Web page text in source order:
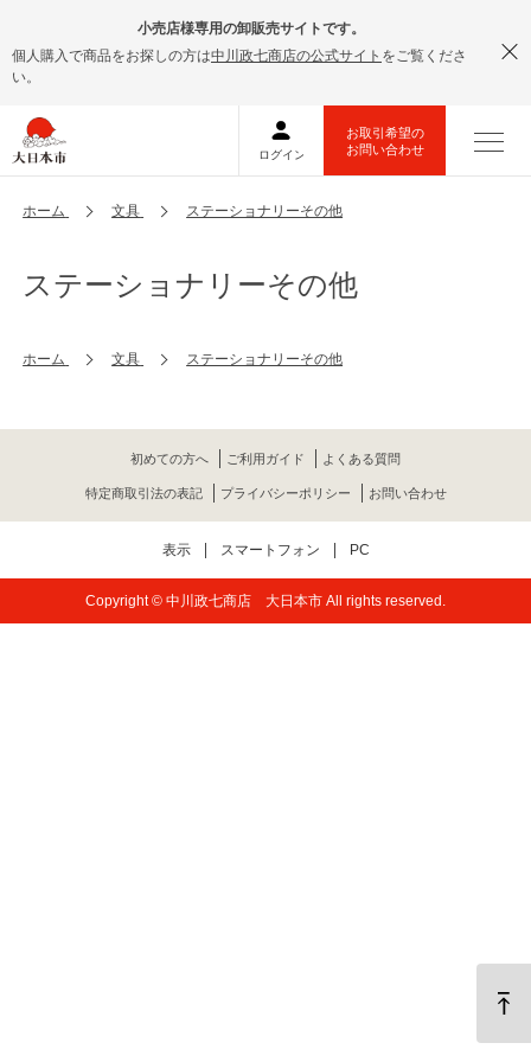
小売店様専用の卸販売サイトです。
個人購入で商品をお探しの方は中川政七商店の公式サイト をご覧くださ
い。
ホーム 文具 ステーショナリーその他
ステーショナリーその他
ホーム 文具 ステーショナリーその他
初めての方へ ご利用ガイド よくある質問
特定商取引法の表記 プライバシーポリシー お問い合わせ
表示 スマートフォン PC
Copyright © 中川政七商店 大日本市 All rights reserved.